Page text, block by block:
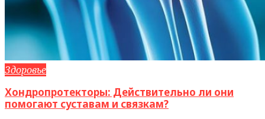
Здоровье
Хондропротекторы: Действительно ли они
помогают суставам и связкам?